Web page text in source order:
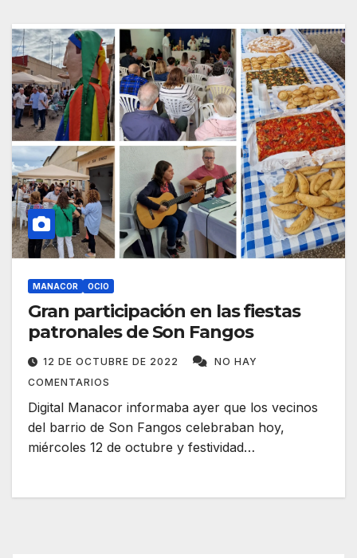
MANACOR OCIO
Gran participación en las fiestas
patronales de Son Fangos
12 DE OCTUBRE DE 2022
NO HAY
COMENTARIOS
Digital Manacor informaba ayer que los vecinos
del barrio de Son Fangos celebraban hoy,
miércoles 12 de octubre y festividad…